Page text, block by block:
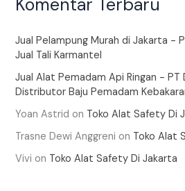
Jual Pelampung Murah di Jakarta -
Jual Tali Karmantel
Jual Alat Pemadam Api Ringan - PT
Distributor Baju Pemadam
Yoan Astrid on Toko Alat Safety Di
Trasne Dewi Anggreni on Toko Alat
Vivi on Toko Alat Safety Di Jakarta